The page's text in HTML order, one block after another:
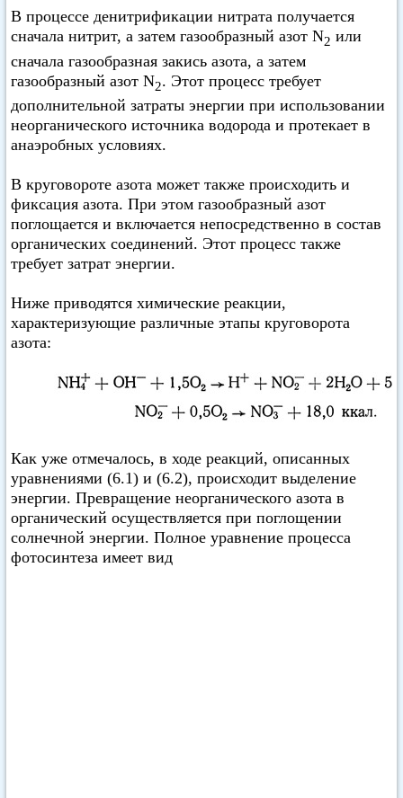
В процессе денитрификации нитрата получается
сначала нитрит, а затем газообразный азот N2 или
сначала газообразная закись азота, а затем
газообразный азот N2. Этот процесс требует
дополнительной затраты энергии при использовании
неорганического источника водорода и протекает в
анаэробных условиях.
В круговороте азота может также происходить и
фиксация азота. При этом газообразный азот
поглощается и включается непосредственно в состав
органических соединений. Этот процесс также
требует затрат энергии.
Ниже приводятся химические реакции,
характеризующие различные этапы круговорота
азота:
Как уже отмечалось, в ходе реакций, описанных
уравнениями (6.1) и (6.2), происходит выделение
энергии. Превращение неорганического азота в
органический осуществляется при поглощении
солнечной энергии. Полное уравнение процесса
фотосинтеза имеет вид